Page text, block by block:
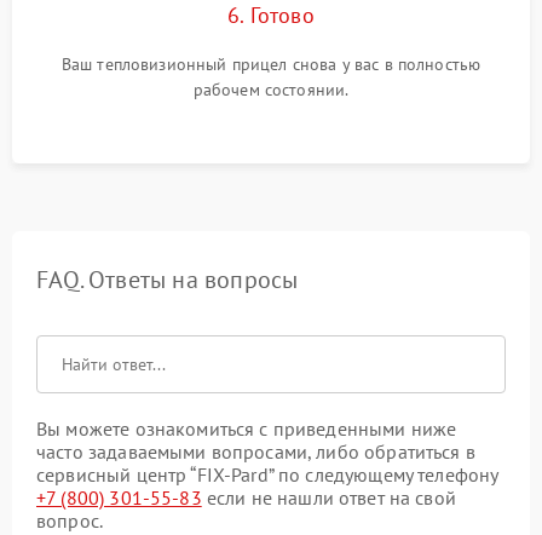
6. Готово
Ваш тепловизионный прицел снова у вас в полностью
рабочем состоянии.
FAQ. Ответы на вопросы
Вы можете ознакомиться с приведенными ниже
часто задаваемыми вопросами, либо обратиться в
сервисный центр “FIX-Pard” по следующему телефону
+7 (800) 301-55-83 если не нашли ответ на свой
вопрос.